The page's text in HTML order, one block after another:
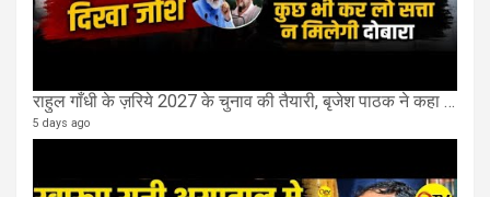
राहुल गाँधी के ज़रिये 2027 के चुनाव की तैयारी, बृजेश पाठक ने कहा चुक चुकी हैं कांग्रेस
5 days ago